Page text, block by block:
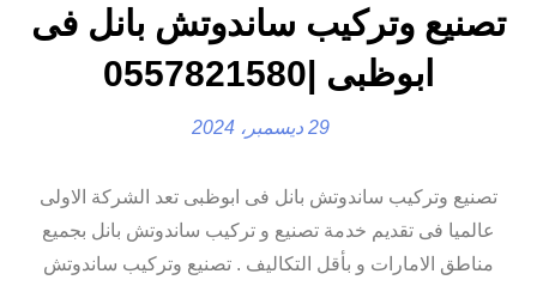
تصنيع وتركيب ساندوتش بانل فى
ابوظبى |0557821580
29 ديسمبر، 2024
تصنيع وتركيب ساندوتش بانل فى ابوظبى تعد الشركة الاولى
عالميا فى تقديم خدمة تصنيع و تركيب ساندوتش بانل بجميع
مناطق الامارات و بأقل التكاليف . تصنيع وتركيب ساندوتش